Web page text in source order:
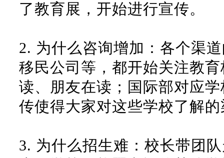
了教育展，开始进行宣传。
2. 为什么咨询增加：各个渠
移民公司等，都开始关注教
读、朋友在读；国际部对应
传使得大家对这些学校了解
3. 为什么招生难：校长带团